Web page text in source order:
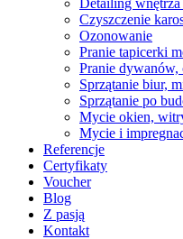
Detailing wnętrza
Czyszczenie
Ozonowanie
Pranie tapicerki
Pranie dywanów,
Sprzątanie biur,
Sprzątanie po
Mycie okien,
Mycie i
Referencje
Certyfikaty
Voucher
Blog
Z pasją
Kontakt